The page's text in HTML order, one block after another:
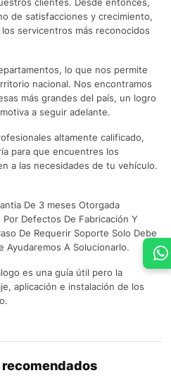
clientes. Desde entonces,
de satisfacciones y crecimiento,
servicentros más reconocidos
lo que nos permite
nacional. Nos encontramos
más grandes del país, un logro
a seguir adelante.
altamente calificado,
para que encuentres los
a las necesidades de tu vehículo.
De 3 meses Otorgada
Defectos De Fabricación Y
De Requerir Soporte Solo Debe
Ayudaremos A Solucionarlo.
es una guía útil pero la
aplicación e instalación de los